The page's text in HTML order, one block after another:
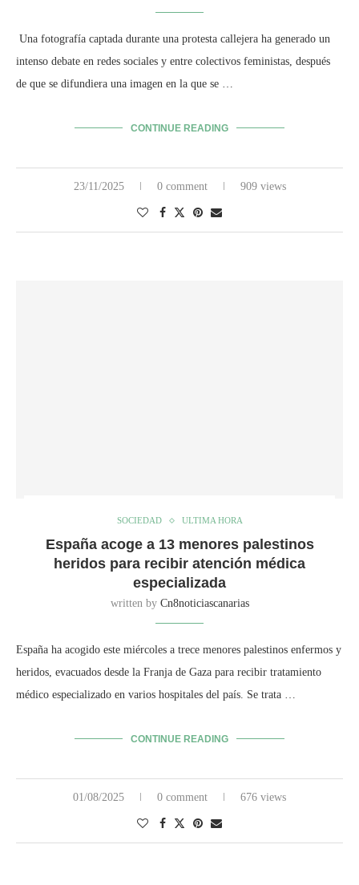
Una fotografía captada durante una protesta callejera ha generado un
intenso debate en redes sociales y entre colectivos feministas, después
de que se difundiera una imagen en la que se …
CONTINUE READING
23/11/2025 0 comment 909 views
SOCIEDAD ULTIMA HORA
España acoge a 13 menores palestinos
heridos para recibir atención médica
especializada
written by Cn8noticiascanarias
España ha acogido este miércoles a trece menores palestinos enfermos y
heridos, evacuados desde la Franja de Gaza para recibir tratamiento
médico especializado en varios hospitales del país. Se trata …
CONTINUE READING
01/08/2025 0 comment 676 views